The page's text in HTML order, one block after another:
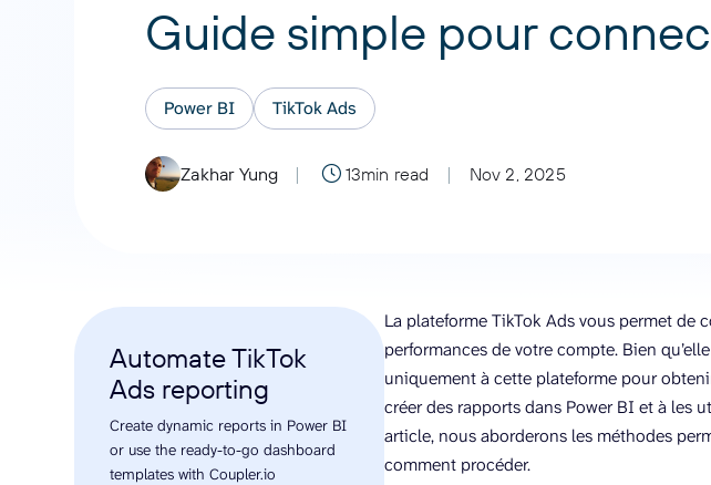
Guide simple pour
Power BI TikTok Ads
Zakhar Yung 13min read Nov 2, 2025
Automate TikTok
Ads reporting
Create dynamic reports in Power BI
or use the ready-to-go dashboard
templates with Coupler.io
La plateforme TikTok Ads vous permet de
performances de votre compte. Bien
uniquement à cette plateforme pour
créer des rapports dans Power BI et à les
article, nous aborderons les méthodes
comment procéder.